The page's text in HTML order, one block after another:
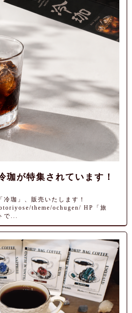
珈が特集されています！
珈」、販売いたします！
theme/ochugen/ HP「旅
で...